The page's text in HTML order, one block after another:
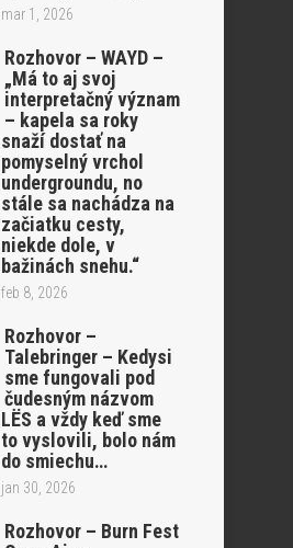
mar 1, 2026
Rozhovor – WAYD –
„Má to aj svoj
interpretačný význam
– kapela sa roky
snaží dostať na
pomyselný vrchol
undergroundu, no
stále sa nachádza na
začiatku cesty,
niekde dole, v
bažinách snehu.“
feb 8, 2026
Rozhovor –
Talebringer – Kedysi
sme fungovali pod
čudesným názvom
LËS a vždy keď sme
to vyslovili, bolo nám
do smiechu…
jan 30, 2026
Rozhovor – Burn Fest